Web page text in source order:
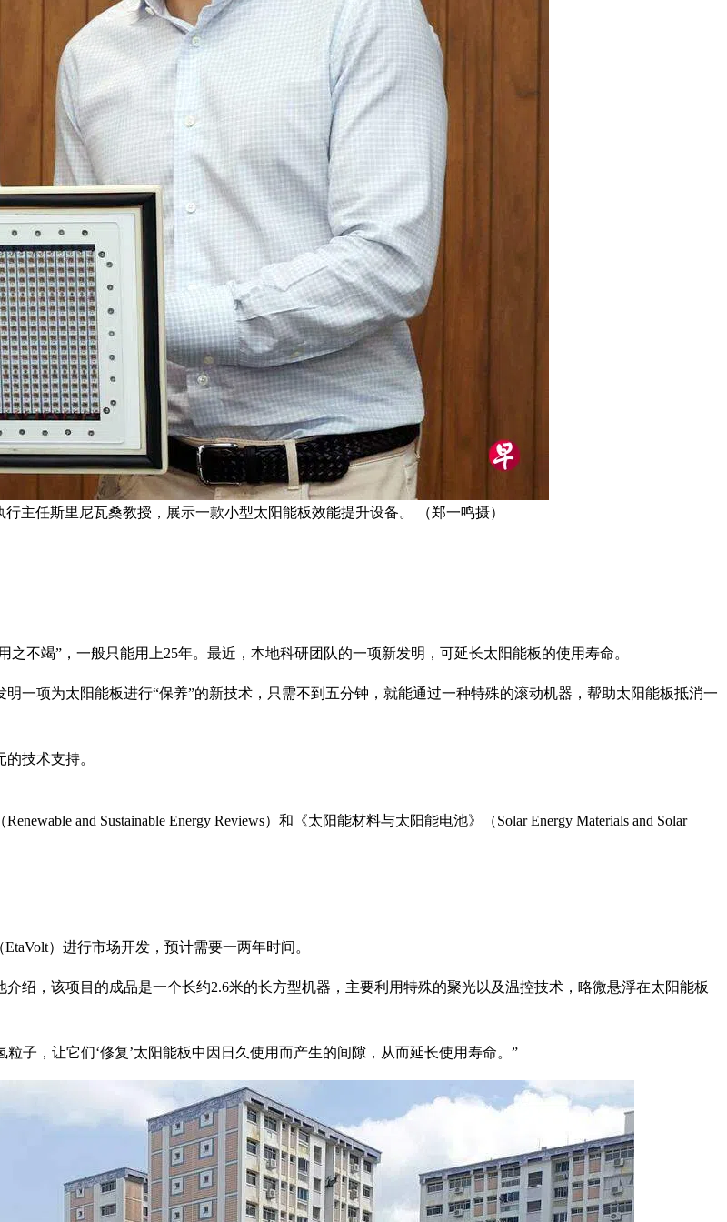
主任斯里尼瓦桑教授，展示一款小型太阳能板效能提升设备。 （郑一鸣摄）
不竭”，一般只能用上25年。最近，本地科研团队的一项新发明，可延长太阳能板的使用寿命。
一项为太阳能板进行“保养”的新技术，只需不到五分钟，就能通过一种特殊的滚动机器，帮助太阳能板抵消一
技术支持。
and Sustainable Energy Reviews）和《太阳能材料与太阳能电池》（Solar Energy Materials and Solar
）进行市场开发，预计需要一两年时间。
绍，该项目的成品是一个长约2.6米的长方型机器，主要利用特殊的聚光以及温控技术，略微悬浮在太阳能板
子，让它们‘修复’太阳能板中因日久使用而产生的间隙，从而延长使用寿命。”